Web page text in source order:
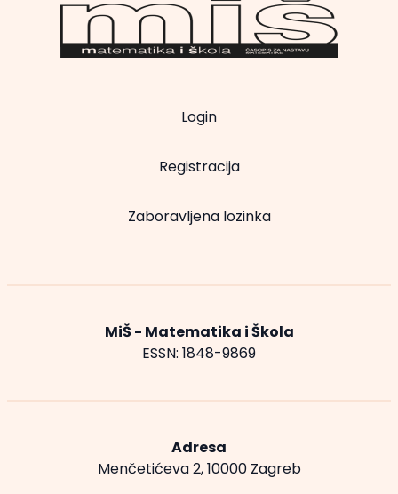
Login
Registracija
Zaboravljena lozinka
MiŠ - Matematika i Škola
ESSN: 1848-9869
Adresa
Menčetićeva 2, 10000 Zagreb